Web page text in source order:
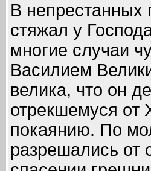
В непрестанных
стяжал у
многие случаи
Василием
велика, что он
отрекшемуся от
покаянию. По
разрешались от